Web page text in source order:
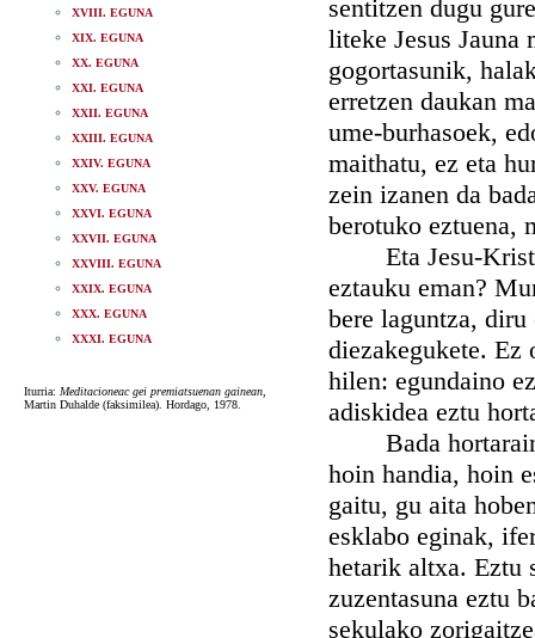
XVIII. EGUNA
XIX. EGUNA
XX. EGUNA
XXI. EGUNA
XXII. EGUNA
XXIII. EGUNA
XXIV. EGUNA
XXV. EGUNA
XXVI. EGUNA
XXVII. EGUNA
XXVIII. EGUNA
XXIX. EGUNA
XXX. EGUNA
XXXI. EGUNA
Iturria: Meditacioneac gei premiatsuenan gainean
Martin Duhalde (faksimilea). Hordago, 1978.
sentitzen dugu
liteke Jesus Jauna
gogortasunik,
erretzen daukan
ume-burhasoek,
maithatu, ez eta
zein izanen da
berotuko eztuena,
Eta Jesu-
eztauku eman?
bere laguntza,
diezakegukete. Ez
hilen: egundaino
adiskidea eztu
Bada hortaraino
hoin handia, hoin
gaitu, gu aita
esklabo eginak,
hetarik altxa. Eztu
zuzentasuna eztu
sekulako